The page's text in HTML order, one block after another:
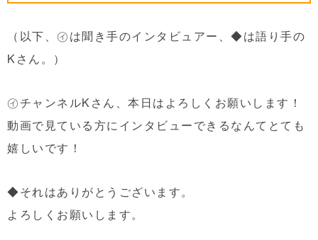
（以下、㋑は聞き手のインタビュアー、◆は語り手の
Kさん。）
㋑チャンネルKさん、本日はよろしくお願いします！
動画で見ている方にインタビューできるなんてとても
嬉しいです！
◆それはありがとうございます。
よろしくお願いします。